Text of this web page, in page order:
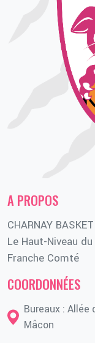
A PROPOS
CHARNAY
Le Haut-Niveau
Franche Comté
COORDONNÉES
Bureaux : Allée
Mâcon